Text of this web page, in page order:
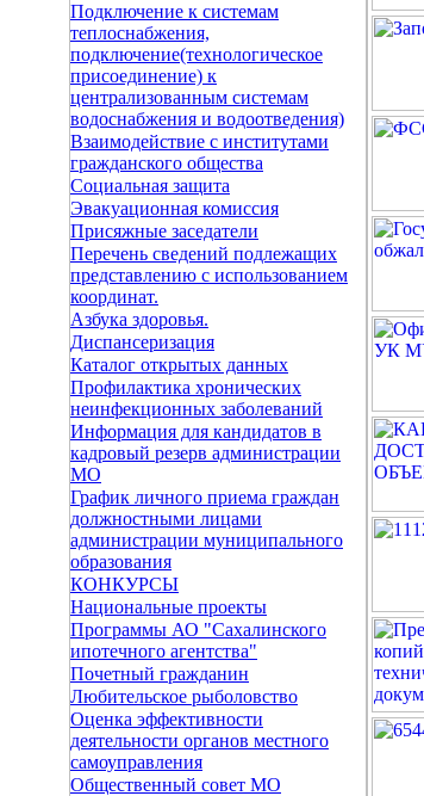
Подключение к системам
теплоснабжения,
подключение(технологическое
присоединение) к
централизованным системам
водоснабжения и водоотведения)
Взаимодействие с институтами
гражданского общества
Социальная защита
Эвакуационная комиссия
Присяжные заседатели
Перечень сведений подлежащих
представлению с использованием
координат.
Азбука здоровья.
Диспансеризация
Каталог открытых данных
Профилактика хронических
неинфекционных заболеваний
Информация для кандидатов в
кадровый резерв администрации
МО
График личного приема граждан
должностными лицами
администрации муниципального
образования
КОНКУРСЫ
Национальные проекты
Программы АО "Сахалинского
ипотечного агентства"
Почетный гражданин
Любительское рыболовство
Оценка эффективности
деятельности органов местного
самоуправления
Общественный совет МО